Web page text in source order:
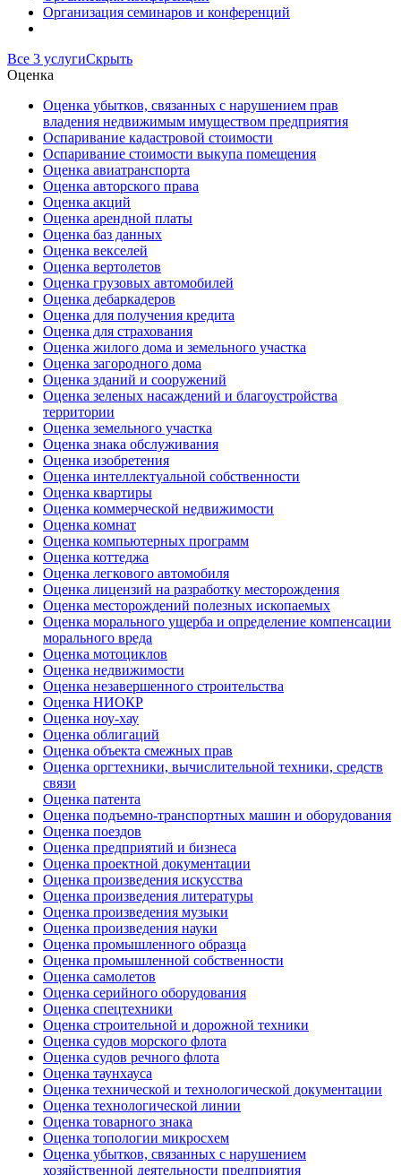
Организация семинаров и конференций
Все 3 услугиСкрыть
Оценка
Оценка убытков, связанных с нарушением прав
владения недвижимым имуществом предприятия
Оспаривание кадастровой стоимости
Оспаривание стоимости выкупа помещения
Оценка авиатранспорта
Оценка авторского права
Оценка акций
Оценка арендной платы
Оценка баз данных
Оценка векселей
Оценка вертолетов
Оценка грузовых автомобилей
Оценка дебаркадеров
Оценка для получения кредита
Оценка для страхования
Оценка жилого дома и земельного участка
Оценка загородного дома
Оценка зданий и сооружений
Оценка зеленых насаждений и благоустройства
территории
Оценка земельного участка
Оценка знака обслуживания
Оценка изобретения
Оценка интеллектуальной собственности
Оценка квартиры
Оценка коммерческой недвижимости
Оценка комнат
Оценка компьютерных программ
Оценка коттеджа
Оценка легкового автомобиля
Оценка лицензий на разработку месторождения
Оценка месторождений полезных ископаемых
Оценка морального ущерба и определение компенсации
морального вреда
Оценка мотоциклов
Оценка недвижимости
Оценка незавершенного строительства
Оценка НИОКР
Оценка ноу-хау
Оценка облигаций
Оценка объекта смежных прав
Оценка оргтехники, вычислительной техники, средств
связи
Оценка патента
Оценка подъемно-транспортных машин и оборудования
Оценка поездов
Оценка предприятий и бизнеса
Оценка проектной документации
Оценка произведения искусства
Оценка произведения литературы
Оценка произведения музыки
Оценка произведения науки
Оценка промышленного образца
Оценка промышленной собственности
Оценка самолетов
Оценка серийного оборудования
Оценка спецтехники
Оценка строительной и дорожной техники
Оценка судов морского флота
Оценка судов речного флота
Оценка таунхауса
Оценка технической и технологической документации
Оценка технологической линии
Оценка товарного знака
Оценка топологии микросхем
Оценка убытков, связанных с нарушением
хозяйственной деятельности предприятия